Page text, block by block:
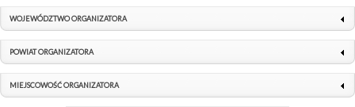
WOJEWÓDZTWO ORGANIZATORA
POWIAT ORGANIZATORA
MIEJSCOWOŚĆ ORGANIZATORA